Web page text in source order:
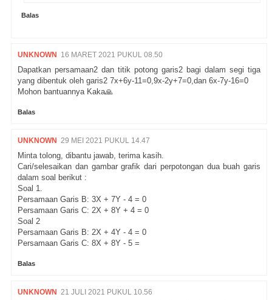
Balas
UNKNOWN 16 MARET 2021 PUKUL 08.50
Dapatkan persamaan2 dan titik potong garis2 bagi dalam segi tiga
yang dibentuk oleh garis2 7x+6y-11=0,9x-2y+7=0,dan 6x-7y-16=0
Mohon bantuannya Kaka🙏
Balas
UNKNOWN 29 MEI 2021 PUKUL 14.47
Minta tolong, dibantu jawab, terima kasih.
Cari/selesaikan dan gambar grafik dari perpotongan dua buah garis
dalam soal berikut :
Soal 1.
Persamaan Garis B: 3X + 7Y - 4 = 0
Persamaan Garis C: 2X + 8Y + 4 = 0
Soal 2
Persamaan Garis B: 2X + 4Y - 4 = 0
Persamaan Garis C: 8X + 8Y - 5 =
Balas
UNKNOWN 21 JULI 2021 PUKUL 10.56